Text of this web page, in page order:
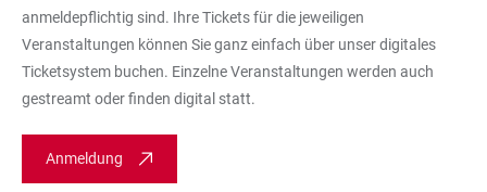
anmeldepflichtig sind. Ihre Tickets für die jeweiligen
Veranstaltungen können Sie ganz einfach über unser digitales
Ticketsystem buchen. Einzelne Veranstaltungen werden auch
gestreamt oder finden digital statt.
Anmeldung